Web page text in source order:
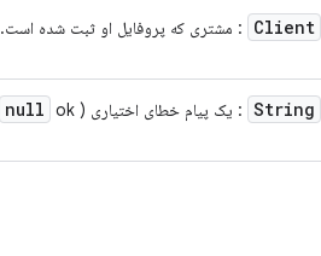
Client : مشتری که پروفایل او ثبت شده است.
String : یک پیام خطای اختیاری ( null ok) که باید نمایش داده شود.